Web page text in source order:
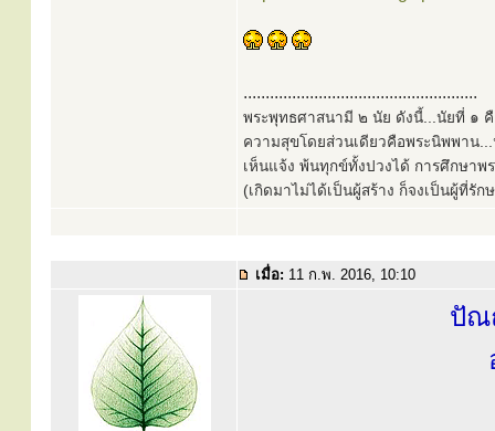
.....................................................
พระพุทธศาสนามี ๒ นัย ดังนี้...นัยที่ ๑ คื
ความสุขโดยส่วนเดียวคือพระนิพพาน
เห็นแจ้ง พ้นทุกข์ทั้งปวงได้ การศึกษาพ
(เกิดมาไม่ได้เป็นผู้สร้าง ก็จงเป็นผู้ที่รั
เมื่อ: 11 ก.พ. 2016, 10:10
ปัณ